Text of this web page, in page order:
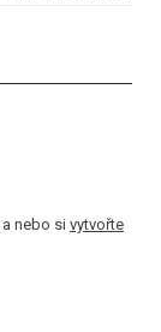
a nebo si vytvořte